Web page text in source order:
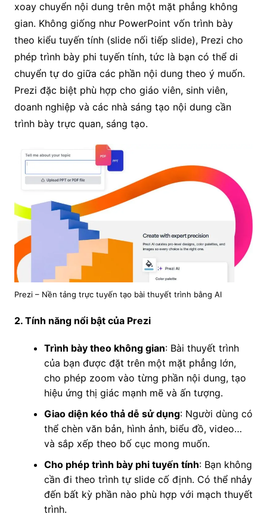
xoay chuyển nội dung trên một mặt phẳng không
gian. Không giống như PowerPoint vốn trình bày
theo kiểu tuyến tính (slide nối tiếp slide), Prezi cho
phép trình bày phi tuyến tính, tức là bạn có thể di
chuyển tự do giữa các phần nội dung theo ý muốn.
Prezi đặc biệt phù hợp cho giáo viên, sinh viên,
doanh nghiệp và các nhà sáng tạo nội dung cần
trình bày trực quan, sáng tạo.
Prezi – Nền tảng trực tuyến tạo bài thuyết trình bằng AI
2. Tính năng nổi bật của Prezi
Trình bày theo không gian: Bài thuyết trình
của bạn được đặt trên một mặt phẳng lớn,
cho phép zoom vào từng phần nội dung, tạo
hiệu ứng thị giác mạnh mẽ và ấn tượng.
Giao diện kéo thả dễ sử dụng: Người dùng có
thể chèn văn bản, hình ảnh, biểu đồ, video…
và sắp xếp theo bố cục mong muốn.
Cho phép trình bày phi tuyến tính: Bạn không
cần đi theo trình tự slide cố định. Có thể nhảy
đến bất kỳ phần nào phù hợp với mạch thuyết
trình.